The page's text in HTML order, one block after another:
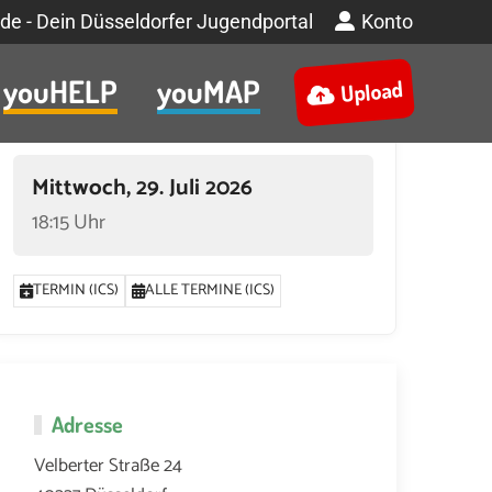
- Dein Düsseldorfer Jugendportal Konto
youHELP youMAP Upload
Mittwoch, 29. Juli 2026
18:15 Uhr
TERMIN (ICS) ALLE TERMINE (ICS)
Adresse
Velberter Straße 24